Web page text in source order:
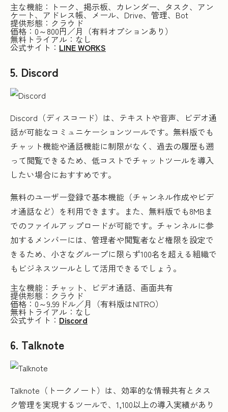
主な機能：トーク、掲示板、カレンダー、タスク、アン
ケート、アドレス帳、メール、Drive、管理、Bot
提供形態：クラウド
価格：0～800円／月（有料オプションあり）
無料トライアル：なし
公式サイト： LINE WORKS
5. Discord
Discord（ディスコード）は、テキストや音声、ビデオ通
話が可能なコミュニケーションツールです。無料版でも
チャット機能や通話機能に制限がなく、過去の履歴も遡
って閲覧できるため、低コストでチャットツールを導入
したい場合におすすめです。
無料のユーザー登録で基本機能（チャンネル作成やビデ
オ通話など）を利用できます。また、無料版でも8MBま
でのファイルアップロードが可能です。チャンネルに参
加するメンバーには、管理者や閲覧者など権限を設定で
きるため、小さなグループに限らず100名を超える組織で
もビジネスツールとして活用できるでしょう。
主な機能：チャット、ビデオ通話、画面共有
提供形態：クラウド
価格：0～9.99ドル／月（有料版はNITRO）
無料トライアル：なし
公式サイト： Discord
6. Talknote
Talknote（トークノート）は、効率的な情報共有とタス
ク管理を実現するツールで、1,100以上の導入実績があり